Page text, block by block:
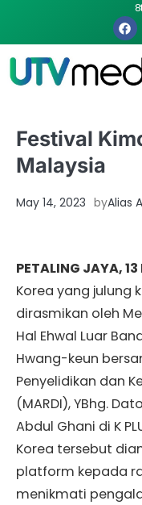
Festival
Malaysia
May 14, 2023 byAlias
PETALING JAYA,
Korea yang julung
dirasmikan oleh
Hal Ehwal Luar
Hwang-keun
Penyelidikan dan
(MARDI), YBhg.
Abdul Ghani di K
Korea tersebut
platform kepada
menikmati